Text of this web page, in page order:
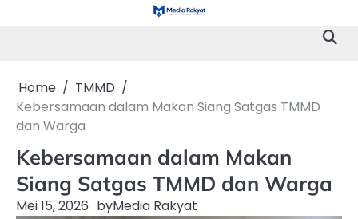
Home
TMMD
Kebersamaan dalam Makan Siang Satgas TMMD
dan Warga
Kebersamaan dalam Makan
Siang Satgas TMMD dan Warga
Mei 15, 2026 byMedia Rakyat